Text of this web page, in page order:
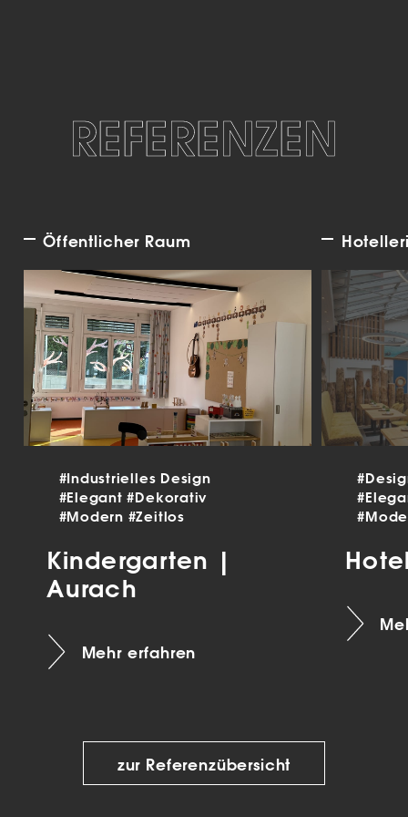
REFERENZEN
Öffentlicher Raum
#Industrielles Design
#Elegant#Dekorativ
#Modern #Zeitlos
Kindergarten |
Aurach
Mehr erfahren
zur Referenzübersicht